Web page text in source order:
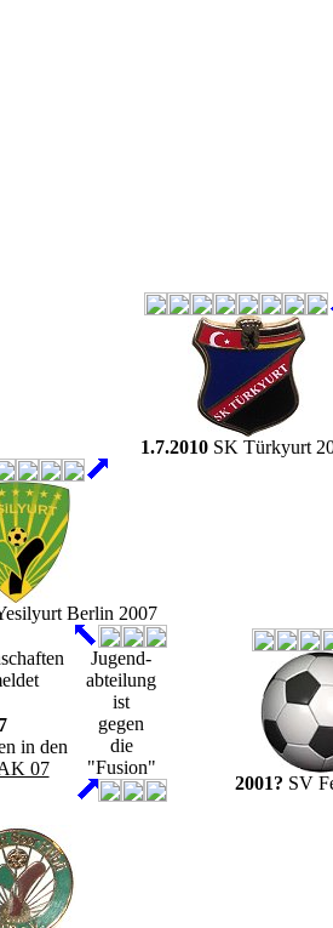
1.7.2010 SK Türkyurt
Berlin 2007
in den
07
Jugend-
abteilung
ist
gegen
die
"Fusion"
2001? SV